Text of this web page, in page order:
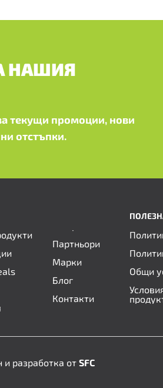
НАШИЯ
текущи промоции, нови
отстъпки.
Партньори
Марки
Блог
Контакти
Общи
и разработка от SFC